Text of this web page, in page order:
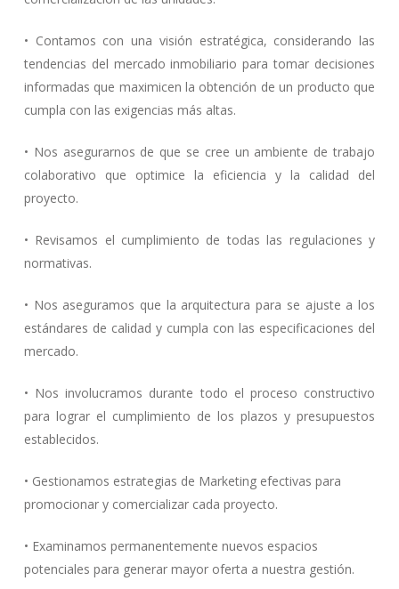
• Contamos con una visión estratégica, considerando las
tendencias del mercado inmobiliario para tomar decisiones
informadas que maximicen la obtención de un producto que
cumpla con las exigencias más altas.
• Nos asegurarnos de que se cree un ambiente de trabajo
colaborativo que optimice la eficiencia y la calidad del
proyecto.
• Revisamos el cumplimiento de todas las regulaciones y
normativas.
• Nos aseguramos que la arquitectura para se ajuste a los
estándares de calidad y cumpla con las especificaciones del
mercado.
• Nos involucramos durante todo el proceso constructivo
para lograr el cumplimiento de los plazos y presupuestos
establecidos.
• Gestionamos estrategias de Marketing efectivas para
promocionar y comercializar cada proyecto.
• Examinamos permanentemente nuevos espacios
potenciales para generar mayor oferta a nuestra gestión.